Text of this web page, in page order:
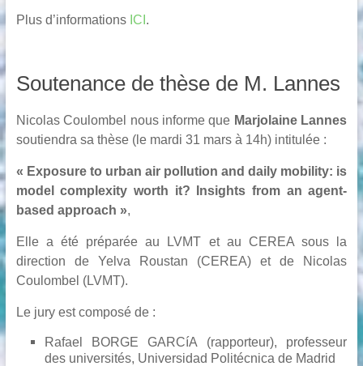
Plus d’informations ICI .
Soutenance de thèse de M. Lannes
Nicolas Coulombel nous informe que Marjolaine Lannes
soutiendra sa thèse (le mardi 31 mars à 14h) intitulée :
« Exposure to urban air pollution and daily mobility: is
model complexity worth it?
Insights from an agent-
based approach »,
Elle a été préparée au LVMT et au CEREA sous la
direction de Yelva Roustan (CEREA) et de Nicolas
Coulombel (LVMT).
Le jury est composé de :
Rafael BORGE GARCíA (rapporteur), professeur
des universités, Universidad Politécnica de Madrid